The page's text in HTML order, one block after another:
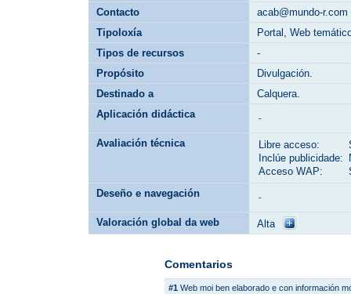
Contacto
acab@mundo-r.com
Tipoloxía
Portal, Web
Tipos de recursos
-
Propósito
Divulgación.
Destinado a
Calquera.
Aplicación didáctica
-
Avaliación técnica Libre acceso:
Inclúe publicidade:
Acceso WAP:
Deseño e navegación
-
Valoración global da web Alta
Comentarios
#1 Web moi ben elaborado e con información